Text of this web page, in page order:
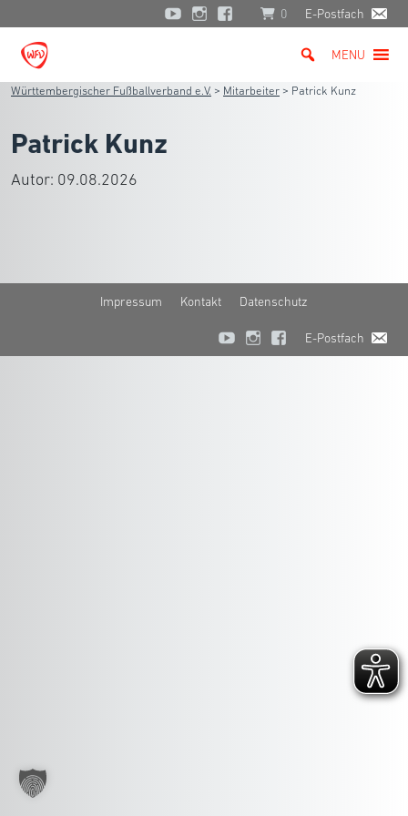
0 E-Postfach
MENU
Württembergischer Fußballverband e.V. > Mitarbeiter > Patrick Kunz
Patrick Kunz
Autor: 09.08.2026
Impressum Kontakt Datenschutz
E-Postfach